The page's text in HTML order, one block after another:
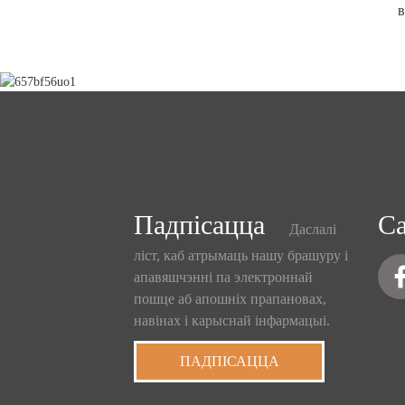
Падпісацца
Даслалі
ліст, каб атрымаць нашу брашуру і
апавяшчэнні па электроннай
пошце аб апошніх прапановах,
навінах і карыснай інфармацыі.
ПАДПІСАЦЦА